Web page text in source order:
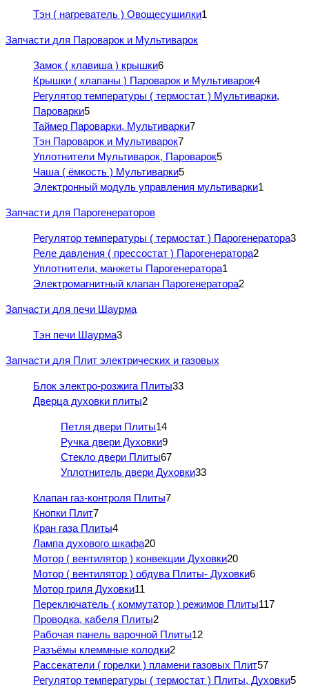
Тэн ( нагреватель ) Овощесушилки1
Запчасти для Пароварок и Мультиварок
Замок ( клавиша ) крышки6
Крышки ( клапаны ) Пароварок и Мультиварок4
Регулятор температуры ( термостат ) Мультиварки,
Пароварки5
Таймер Пароварки, Мультиварки7
Тэн Пароварок и Мультиварок7
Уплотнители Мультиварок, Пароварок5
Чаша ( ёмкость ) Мультиварки5
Электронный модуль управления мультиварки1
Запчасти для Парогенераторов
Регулятор температуры ( термостат ) Парогенератора3
Реле давления ( прессостат ) Парогенератора2
Уплотнители, манжеты Парогенератора1
Электромагнитный клапан Парогенератора2
Запчасти для печи Шаурма
Тэн печи Шаурма3
Запчасти для Плит электрических и газовых
Блок электро-розжига Плиты33
Дверца духовки плиты2
Петля двери Плиты14
Ручка двери Духовки9
Стекло двери Плиты67
Уплотнитель двери Духовки33
Клапан газ-контроля Плиты7
Кнопки Плит7
Кран газа Плиты4
Лампа духового шкафа20
Мотор ( вентилятор ) конвекции Духовки20
Мотор ( вентилятор ) обдува Плиты- Духовки6
Мотор гриля Духовки11
Переключатель ( коммутатор ) режимов Плиты117
Проводка, кабеля Плиты2
Рабочая панель варочной Плиты12
Разъёмы клеммные колодки2
Рассекатели ( горелки ) пламени газовых Плит57
Регулятор температуры ( термостат ) Плиты, Духовки5